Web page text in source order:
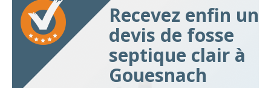
Recevez enfin un
devis de fosse
septique clair à
Gouesnach